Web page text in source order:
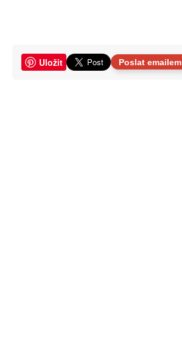
Uložit Poslat emailem